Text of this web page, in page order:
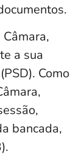
a sua
Como
bancada,